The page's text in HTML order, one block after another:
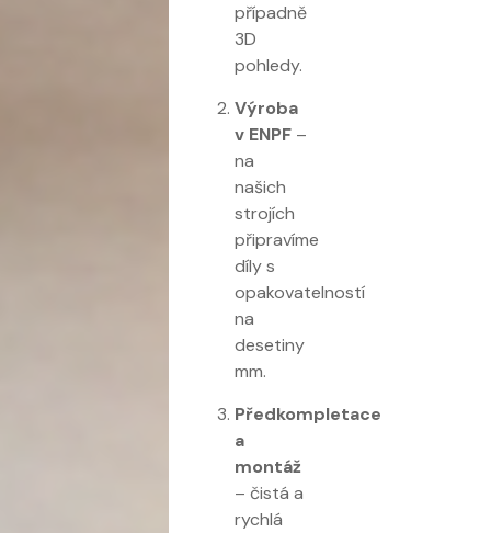
případně
3D
pohledy.
Výroba
v ENPF –
na
našich
strojích
připravíme
díly s
opakovatelností
na
desetiny
mm.
Předkompletace
a
montáž
– čistá a
rychlá